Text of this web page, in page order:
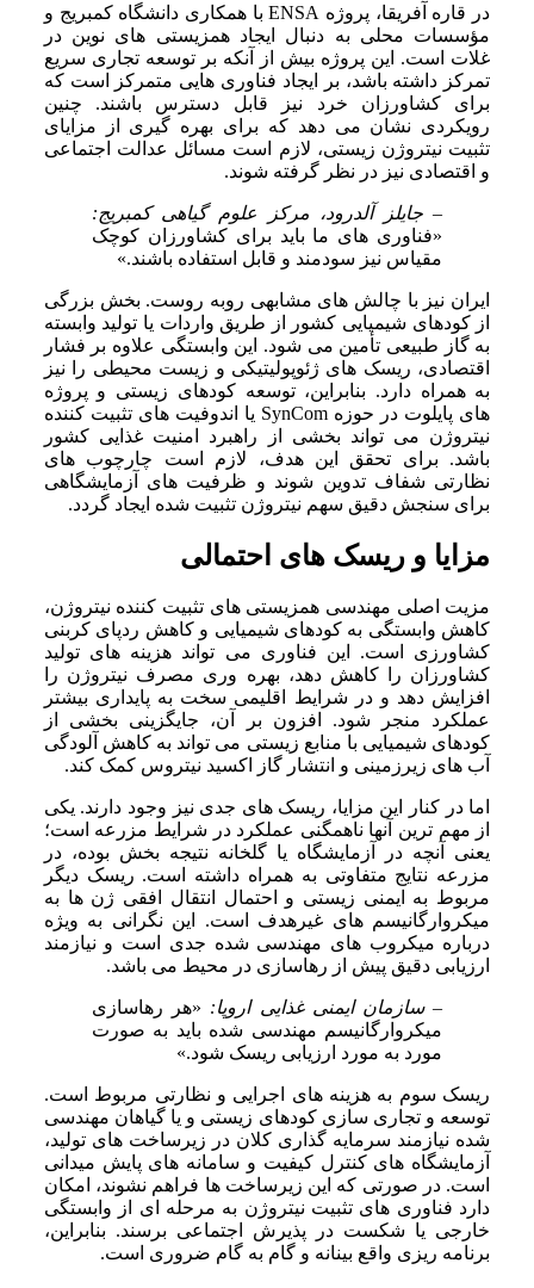
در قاره آفریقا، پروژه ENSA با همکاری دانشگاه کمبریج و
مؤسسات محلی به دنبال ایجاد همزیستی های نوین در
غلات است. این پروژه بیش از آنکه بر توسعه تجاری سریع
تمرکز داشته باشد، بر ایجاد فناوری هایی متمرکز است که
برای کشاورزان خرد نیز قابل دسترس باشند. چنین
رویکردی نشان می دهد که برای بهره گیری از مزایای
تثبیت نیتروژن زیستی، لازم است مسائل عدالت اجتماعی
و اقتصادی نیز در نظر گرفته شوند.
– جایلز آلدرود، مرکز علوم گیاهی کمبریج:
«فناوری های ما باید برای کشاورزان کوچک
مقیاس نیز سودمند و قابل استفاده باشند.»
ایران نیز با چالش های مشابهی روبه روست. بخش بزرگی
از کودهای شیمیایی کشور از طریق واردات یا تولید وابسته
به گاز طبیعی تأمین می شود. این وابستگی علاوه بر فشار
اقتصادی، ریسک های ژئوپولیتیکی و زیست محیطی را نیز
به همراه دارد. بنابراین، توسعه کودهای زیستی و پروژه
های پایلوت در حوزه SynCom یا اندوفیت های تثبیت کننده
نیتروژن می تواند بخشی از راهبرد امنیت غذایی کشور
باشد. برای تحقق این هدف، لازم است چارچوب های
نظارتی شفاف تدوین شوند و ظرفیت های آزمایشگاهی
برای سنجش دقیق سهم نیتروژن تثبیت شده ایجاد گردد.
مزایا و ریسک های احتمالی
مزیت اصلی مهندسی همزیستی های تثبیت کننده نیتروژن،
کاهش وابستگی به کودهای شیمیایی و کاهش ردپای کربنی
کشاورزی است. این فناوری می تواند هزینه های تولید
کشاورزان را کاهش دهد، بهره وری مصرف نیتروژن را
افزایش دهد و در شرایط اقلیمی سخت به پایداری بیشتر
عملکرد منجر شود. افزون بر آن، جایگزینی بخشی از
کودهای شیمیایی با منابع زیستی می تواند به کاهش آلودگی
آب های زیرزمینی و انتشار گاز اکسید نیتروس کمک کند.
اما در کنار این مزایا، ریسک های جدی نیز وجود دارند. یکی
از مهم ترین آنها ناهمگنی عملکرد در شرایط مزرعه است؛
یعنی آنچه در آزمایشگاه یا گلخانه نتیجه بخش بوده، در
مزرعه نتایج متفاوتی به همراه داشته است. ریسک دیگر
مربوط به ایمنی زیستی و احتمال انتقال افقی ژن ها به
میکروارگانیسم های غیرهدف است. این نگرانی به ویژه
درباره میکروب های مهندسی شده جدی است و نیازمند
ارزیابی دقیق پیش از رهاسازی در محیط می باشد.
– سازمان ایمنی غذایی اروپا: «هر رهاسازی
میکروارگانیسم مهندسی شده باید به صورت
مورد به مورد ارزیابی ریسک شود.»
ریسک سوم به هزینه های اجرایی و نظارتی مربوط است.
توسعه و تجاری سازی کودهای زیستی و یا گیاهان مهندسی
شده نیازمند سرمایه گذاری کلان در زیرساخت های تولید،
آزمایشگاه های کنترل کیفیت و سامانه های پایش میدانی
است. در صورتی که این زیرساخت ها فراهم نشوند، امکان
دارد فناوری های تثبیت نیتروژن به مرحله ای از وابستگی
خارجی یا شکست در پذیرش اجتماعی برسند. بنابراین،
برنامه ریزی واقع بینانه و گام به گام ضروری است.